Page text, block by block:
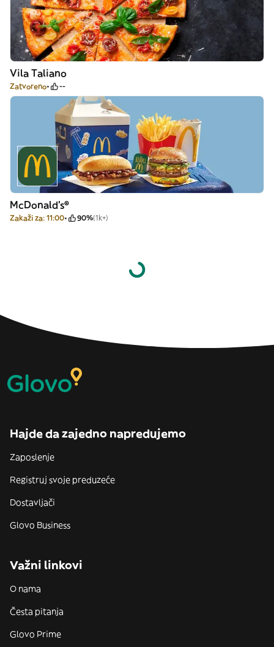
Vila Taliano
Zatvoreno --
McDonald's®
Zakaži za: 11:00 90%(1k+)
Hajde da zajedno napredujemo
Zaposlenje
Registruj svoje preduzeće
Dostavljači
Glovo Business
Važni linkovi
O nama
Česta pitanja
Glovo Prime